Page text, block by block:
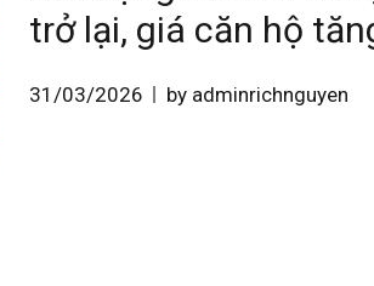
trở lại, giá căn hộ
31/03/2026 by adminrichnguyen